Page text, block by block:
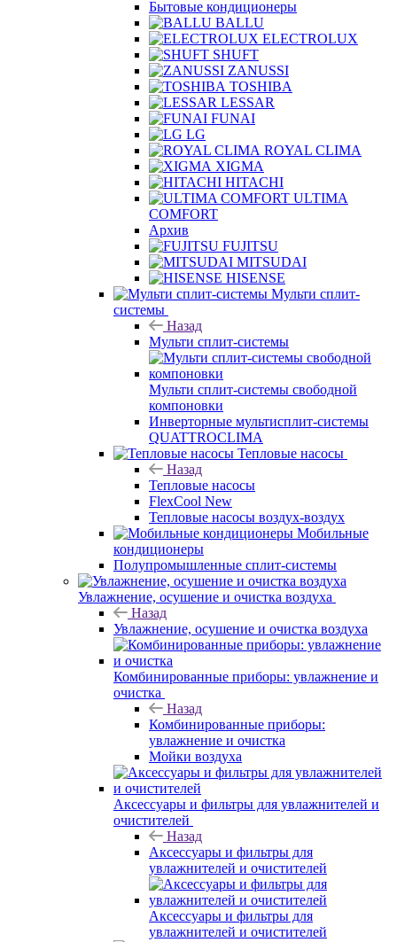
Бытовые кондиционеры
BALLU
ELECTROLUX
SHUFT
ZANUSSI
TOSHIBA
LESSAR
FUNAI
LG
ROYAL CLIMA
XIGMA
HITACHI
ULTIMA
COMFORT
Архив
FUJITSU
MITSUDAI
HISENSE
Мульти сплит-
системы
Назад
Мульти сплит-системы
Мульти сплит-системы свободной
компоновки
Инверторные мультисплит-системы
QUATTROCLIMA
Тепловые насосы
Назад
Тепловые насосы
FlexCool New
Тепловые насосы воздух-воздух
Мобильные
кондиционеры
Полупромышленные сплит-системы
Увлажнение, осушение и очистка воздуха
Назад
Увлажнение, осушение и очистка воздуха
Комбинированные приборы: увлажнение и
очистка
Назад
Комбинированные приборы:
увлажнение и очистка
Мойки воздуха
Аксессуары и фильтры для увлажнителей и
очистителей
Назад
Аксессуары и фильтры для
увлажнителей и очистителей
Аксессуары и фильтры для
увлажнителей и очистителей